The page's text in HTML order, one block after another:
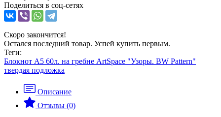
Поделиться в соц-сетях
Скоро закончится!
Остался последний товар. Успей купить первым.
Теги:
Блокнот А5 60л. на гребне ArtSpace "Узоры. BW Pattern"
твердая подложка
Описание
Отзывы (0)